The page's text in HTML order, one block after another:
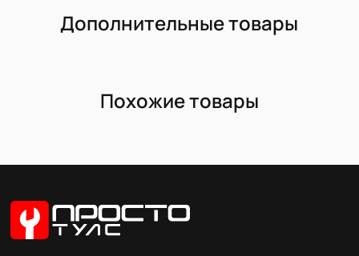
Дополнительные товары
Похожие товары